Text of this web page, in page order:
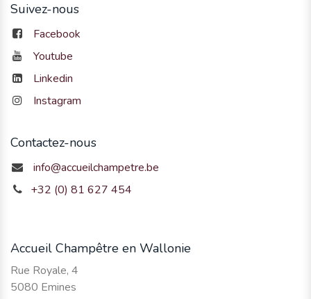
Suivez-nous
Facebook
Youtube
Linkedin
Instagram
Contactez-nous
info@accueilchampetre.be
+32 (0) 81 627 454
Accueil Champêtre en Wallonie
Rue Royale, 4
5080 Emines